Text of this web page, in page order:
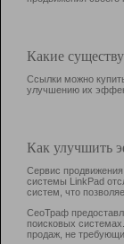
Какие
Ссылки можно
улучшению их
Как улучшить
Сервис
системы LinkPad
систем, что
СеоТраф
поисковых
продаж, не